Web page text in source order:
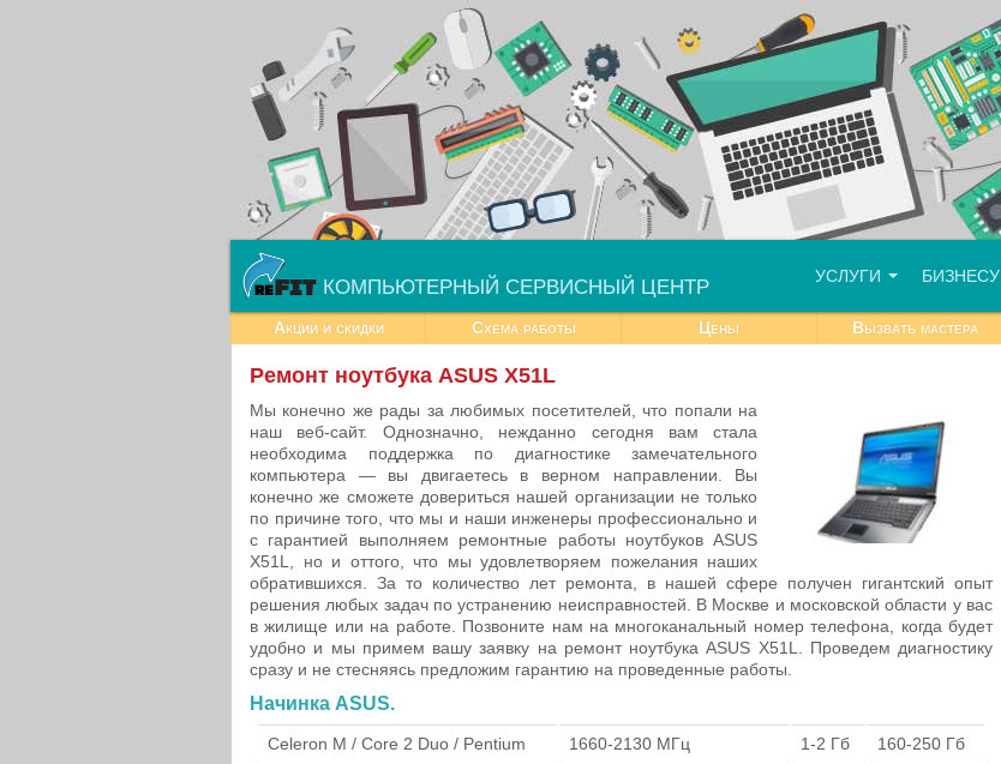
КОМПЬЮТЕРНЫЙ СЕРВИСНЫЙ ЦЕНТР УСЛУГИ БИЗНЕСУ
Акции и скидки Схема работы Цены Вызвать мастера
Ремонт ноутбука ASUS X51L
Мы конечно же рады за любимых посетителей, что попали на
наш веб-сайт. Однозначно, нежданно сегодня вам стала
необходима поддержка по диагностике замечательного
компьютера — вы двигаетесь в верном направлении. Вы
конечно же сможете довериться нашей организации не только
по причине того, что мы и наши инженеры профессионально и
с гарантией выполняем ремонтные работы ноутбуков ASUS
X51L, но и оттого, что мы удовлетворяем пожелания наших
обратившихся. За то количество лет ремонта, в нашей сфере получен гигантский опыт
решения любых задач по устранению неисправностей. В Москве и московской области у вас
в жилище или на работе. Позвоните нам на многоканальный номер телефона, когда будет
удобно и мы примем вашу заявку на ремонт ноутбука ASUS X51L. Проведем диагностику
сразу и не стесняясь предложим гарантию на проведенные работы.
Начинка ASUS.
Celeron M / Core 2 Duo / Pentium 1660-2130 МГц 1-2 Гб 160-250 Гб